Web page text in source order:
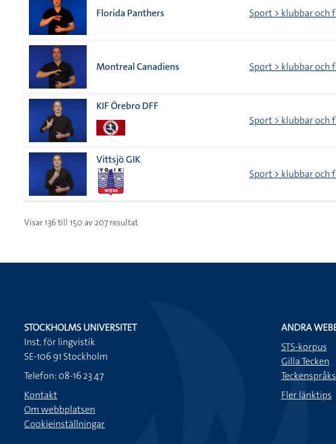
Florida Panthers Sport > klubbar och
Montreal Canadiens Sport > klubbar och
KIF Örebro DFF
Sport > klubbar och
Vittsjö GIK
Sport > klubbar och
Visar136till 150 av207 resultat
STOCKHOLMS UNIVERSITET
Inst. för lingvistik
SE-106 91 Stockholm
Telefon: 08-16 23 47
Kontakt
Om webbplatsen
Cookieinställningar
ANDRA
STS-korpus
Gilla Tecken
Fler länktips